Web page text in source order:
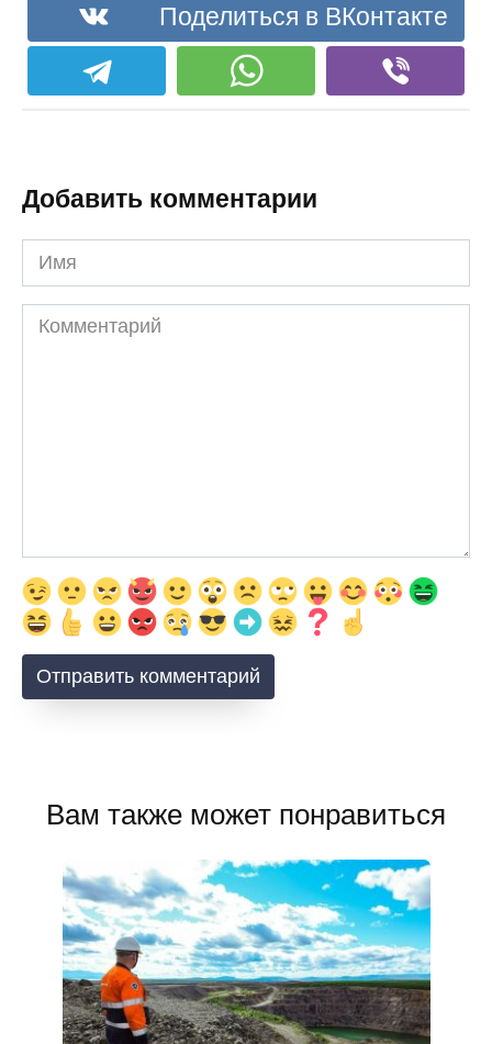
Поделиться в ВКонтакте
Добавить комментарии
Имя
Комментарий
Вам также может понравиться